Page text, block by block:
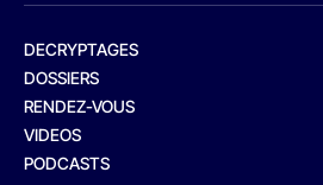
DECRYPTAGES
DOSSIERS
RENDEZ-VOUS
VIDEOS
PODCASTS